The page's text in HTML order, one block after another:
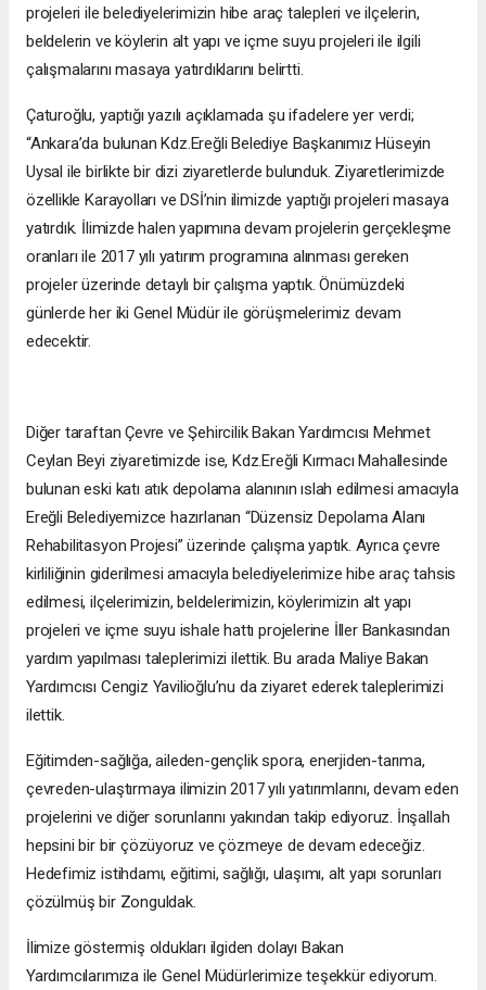
projeleri ile belediyelerimizin hibe araç talepleri ve ilçelerin,
beldelerin ve köylerin alt yapı ve içme suyu projeleri ile ilgili
çalışmalarını masaya yatırdıklarını belirtti.
Çaturoğlu, yaptığı yazılı açıklamada şu ifadelere yer verdi;
“Ankara’da bulunan Kdz.Ereğli Belediye Başkanımız Hüseyin
Uysal ile birlikte bir dizi ziyaretlerde bulunduk. Ziyaretlerimizde
özellikle Karayolları ve DSİ’nin ilimizde yaptığı projeleri masaya
yatırdık. İlimizde halen yapımına devam projelerin gerçekleşme
oranları ile 2017 yılı yatırım programına alınması gereken
projeler üzerinde detaylı bir çalışma yaptık. Önümüzdeki
günlerde her iki Genel Müdür ile görüşmelerimiz devam
edecektir.
Diğer taraftan Çevre ve Şehircilik Bakan Yardımcısı Mehmet
Ceylan Beyi ziyaretimizde ise, Kdz.Ereğli Kırmacı Mahallesinde
bulunan eski katı atık depolama alanının ıslah edilmesi amacıyla
Ereğli Belediyemizce hazırlanan “Düzensiz Depolama Alanı
Rehabilitasyon Projesi” üzerinde çalışma yaptık. Ayrıca çevre
kirliliğinin giderilmesi amacıyla belediyelerimize hibe araç tahsis
edilmesi, ilçelerimizin, beldelerimizin, köylerimizin alt yapı
projeleri ve içme suyu ishale hattı projelerine İller Bankasından
yardım yapılması taleplerimizi ilettik. Bu arada Maliye Bakan
Yardımcısı Cengiz Yavilioğlu’nu da ziyaret ederek taleplerimizi
ilettik.
Eğitimden-sağlığa, aileden-gençlik spora, enerjiden-tarıma,
çevreden-ulaştırmaya ilimizin 2017 yılı yatırımlarını, devam eden
projelerini ve diğer sorunlarını yakından takip ediyoruz. İnşallah
hepsini bir bir çözüyoruz ve çözmeye de devam edeceğiz.
Hedefimiz istihdamı, eğitimi, sağlığı, ulaşımı, alt yapı sorunları
çözülmüş bir Zonguldak.
İlimize göstermiş oldukları ilgiden dolayı Bakan
Yardımcılarımıza ile Genel Müdürlerimize teşekkür ediyorum.